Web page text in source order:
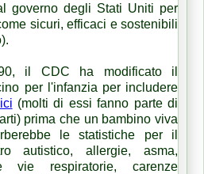
governo degli Stati Uniti per
sicuri, efficaci e sostenibili
il CDC ha modificato il
per l'infanzia per includere
(molti di essi fanno parte di
prima che un bambino viva
le statistiche per il
autistico, allergie, asma,
vie respiratorie, carenze